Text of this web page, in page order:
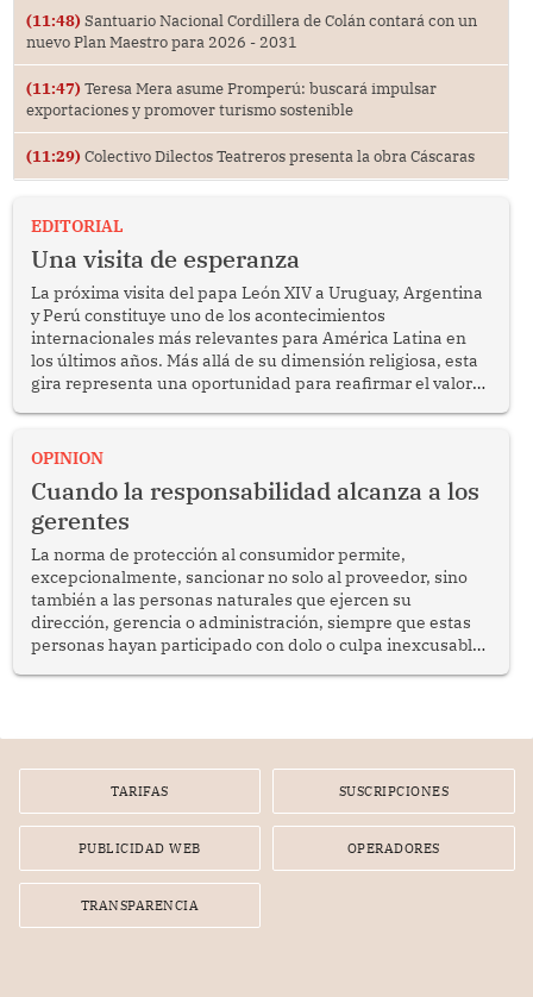
(11:48) Santuario Nacional Cordillera de Colán contará con un
nuevo Plan Maestro para 2026 - 2031
(11:47) Teresa Mera asume Promperú: buscará impulsar
exportaciones y promover turismo sostenible
(11:29) Colectivo Dilectos Teatreros presenta la obra Cáscaras
EDITORIAL
Una visita de esperanza
La próxima visita del papa León XIV a Uruguay, Argentina
y Perú constituye uno de los acontecimientos
internacionales más relevantes para América Latina en
los últimos años. Más allá de su dimensión religiosa, esta
gira representa una oportunidad para reafirmar el valor
enfrenta desafíos en materia de desarrollo, cohesión
OPINION
Cuando la responsabilidad alcanza a los
gerentes
La norma de protección al consumidor permite,
excepcionalmente, sancionar no solo al proveedor, sino
también a las personas naturales que ejercen su
dirección, gerencia o administración, siempre que estas
personas hayan participado con dolo o culpa inexcusable
por la frustrada realización de un meet and greet con
TARIFAS SUSCRIPCIONES
PUBLICIDAD WEB OPERADORES
TRANSPARENCIA